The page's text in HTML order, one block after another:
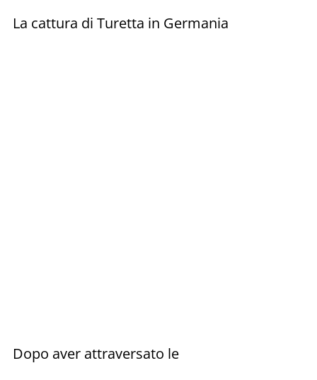
La cattura di Turetta in Germania
Dopo aver attraversato le